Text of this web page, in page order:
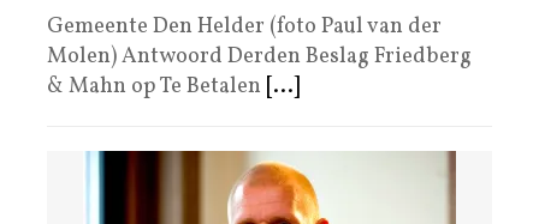
Gemeente Den Helder (foto Paul van der
Molen) Antwoord Derden Beslag Friedberg
& Mahn op Te Betalen [...]